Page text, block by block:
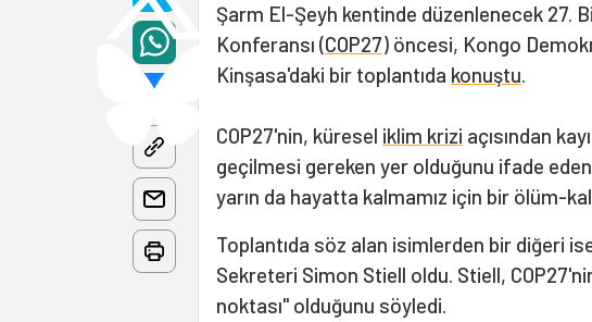
Şarm El-Şeyh kentinde düzenlenecek 27.
Konferansı (COP27) öncesi, Kongo
Kinşasa'daki bir toplantıda konuştu.
COP27'nin, küresel iklim krizi açısından
geçilmesi gereken yer olduğunu ifade
yarın da hayatta kalmamız için bir ölüm-
Toplantıda söz alan isimlerden bir diğeri
Sekreteri Simon Stiell oldu. Stiell,
noktası" olduğunu söyledi.